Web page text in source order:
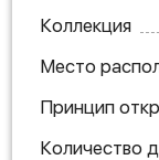
Коллекция
Место
Принцип
Количество